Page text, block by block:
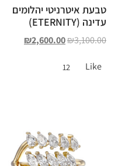
טבעת איטרניטי יהלומים
עדינה (ETERNITY)
₪3,100.00
₪2,600.00
Like
12